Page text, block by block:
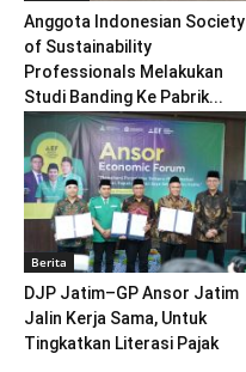
Anggota Indonesian Society
of Sustainability
Professionals Melakukan
Studi Banding Ke Pabrik...
Berita
DJP Jatim–GP Ansor Jatim
Jalin Kerja Sama, Untuk
Tingkatkan Literasi Pajak